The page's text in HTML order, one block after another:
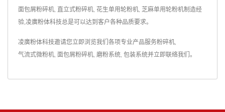
面包屑粉碎机, 直立式粉碎机, 花生单用轮粉机, 芝麻单用轮粉机制造经
验,凌廣粉体科技总是可以达到客户各种品质要求。
凌廣粉体科技邀请您立即浏览我们各项专业产品服务粉碎机,
气流式微粉机, 面包屑粉碎机, 磨粉系统, 包装系统并立即联络我们 。